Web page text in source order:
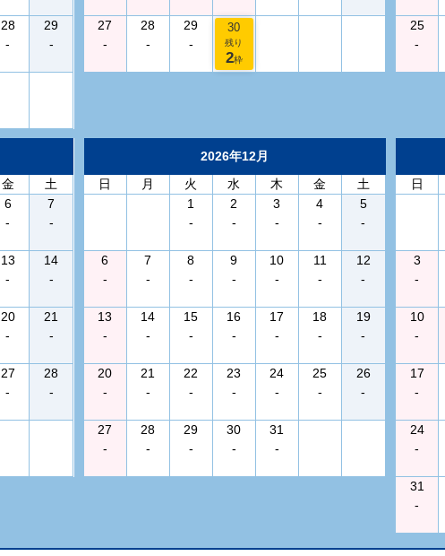
28
-
29
-
27
-
28
-
29
-
30
残り
2枠
25
-
金
土
6
-
7
-
13
-
14
-
20
-
21
-
27
-
28
-
2026年12月
日
月 火 水 木 金
土
1
-
2
-
3
-
4
-
5
-
6
-
7
-
8
-
9
-
10
-
11
-
12
-
13
-
14
-
15
-
16
-
17
-
18
-
19
-
20
-
21
-
22
-
23
-
24
-
25
-
26
-
27
-
28
-
29
-
30
-
31
-
日
3
-
10
-
17
-
24
-
31
-